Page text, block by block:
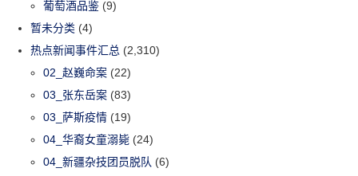
葡萄酒品鉴 (9)
暂未分类 (4)
热点新闻事件汇总 (2,310)
02_赵巍命案 (22)
03_张东岳案 (83)
03_萨斯疫情 (19)
04_华裔女童溺毙 (24)
04_新疆杂技团员脱队 (6)